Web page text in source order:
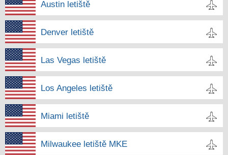
Austin letiště
Denver letiště
Las Vegas letiště
Los Angeles letiště
Miami letiště
Milwaukee letiště MKE